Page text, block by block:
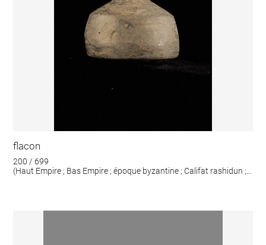
flacon
200 / 699
(Haut Empire ; Bas Empire ; époque byzantine ; Califat rashidun ;